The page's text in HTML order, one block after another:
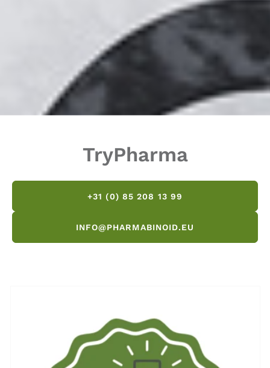
TryPharma
+31 (0) 85 208 13 99
INFO@PHARMABINOID.EU